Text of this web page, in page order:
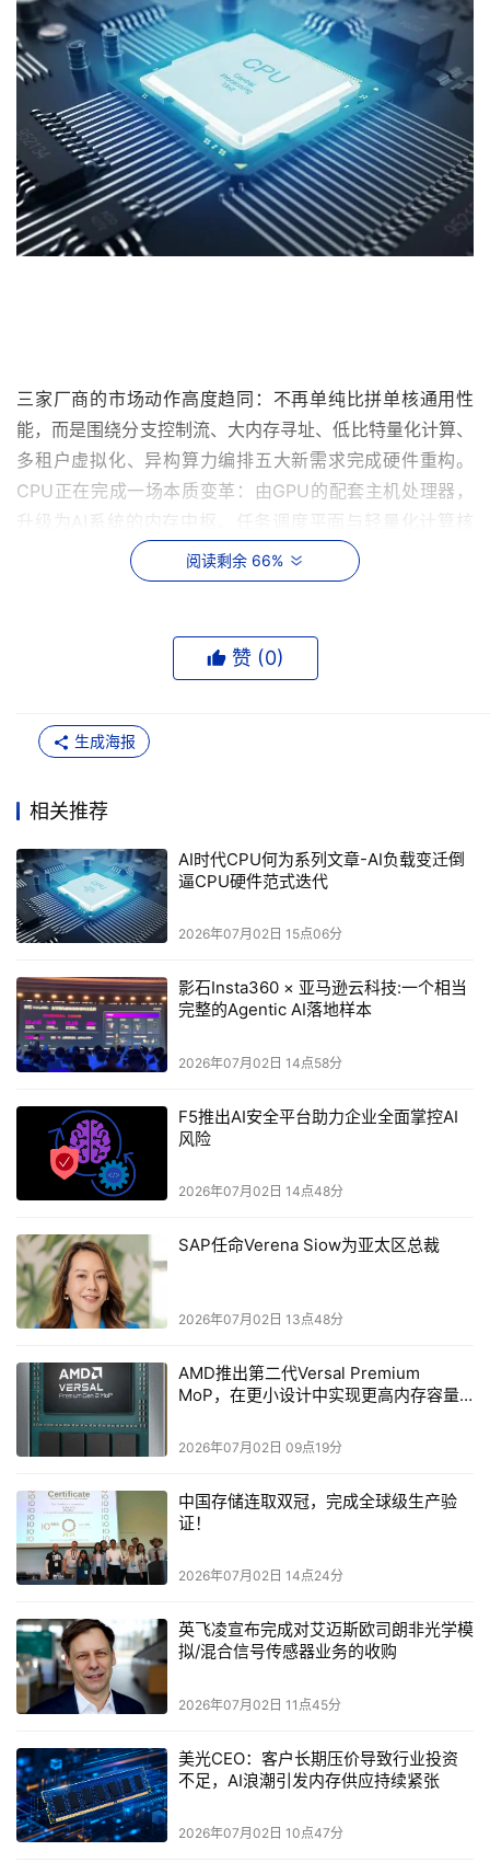
三家厂商的市场动作高度趋同：不再单纯比拼单核通用性
能，而是围绕分支控制流、大内存寻址、低比特量化计算、
多租户虚拟化、异构算力编排五大新需求完成硬件重构。
CPU正在完成一场本质变革：由GPU的配套主机处理器，
升级为AI系统的内存中枢、任务调度平面与轻量化计算核
生成式AI上半场，千亿大模型预训练主导市场舆论，算力评
价标准被FP16矩阵算力、显存带宽牢牢锁定，CPU长期沦
发生根本性切换：
1、后训练环节（SFT、RLHF、RAG）充斥大量数据清洗、
塌，CPU承担70%以上流水线工作；
2、推理进入解码（Decode）主导阶段，逐Token串行生
成、高频KV Cache随机读写，单批次并行度极低，GPU数
千计算核心大面积闲置；
3、Agent智能体包含任务规划、工具调用、沙箱隔离、多
轮反思迭代，90%的工作是进程调度、IO交互、内存动态管
市场结构随之改写：推理算力总规模达到训练算力的10倍，
Agent集群进一步拉高CPU资源占用。过去三年，AI服务器
中CPU与GPU的算力配比持续上行，行业普遍预判，未来
异构集群CPU资源占比将稳定超过50%。正是基于这一产
业预判，英特尔、AMD、Arm几乎同时放弃传统CPU迭代
路线，将AI推理与智能体作为架构优化的首要目标。
+高速互联”
梳理2026年三大厂商的产品发布动作，可以清晰看到高度
一致的技术路线：
英特尔：推出至强6（Granite Rapids+Clearwater
Forest），全面强化AMX高级矩阵扩展指令集、MRDIMM
超高带宽内存、CXL 2.0内存扩展总线，新增高密度能效核
配套200GbE网卡，打通数据预处理与任务编排的IO瓶颈，
明确将“智能体编排”列为新一代CPU核心场景。
AMD：第五代霄龙9005（Zen5架构）拉高AI场景IPC提升
幅度至37%，扩充单插槽内存上限至6TB，完善AV112向量
单元与XDNA内置AI加速模块，推出高频主机型号9575F，
主攻GPU集群的前端调度与中小模型纯CPU推理，主打端
到端混合AI负载。
阅读剩余 66%
赞 (0)
生成海报
相关推荐
AI时代CPU何为系列文章-AI负载变迁倒
逼CPU硬件范式迭代
2026年07月02日 15点06分
影石Insta360 × 亚马逊云科技:一个相当
完整的Agentic AI落地样本
2026年07月02日 14点58分
F5推出AI安全平台助力企业全面掌控AI
风险
2026年07月02日 14点48分
SAP任命Verena Siow为亚太区总裁
2026年07月02日 13点48分
AMD推出第二代Versal Premium
MoP，在更小设计中实现更高内存容量
2026年07月02日 09点19分
中国存储连取双冠，完成全球级生产验
证！
2026年07月02日 14点24分
英飞凌宣布完成对艾迈斯欧司朗非光学模
拟/混合信号传感器业务的收购
2026年07月02日 11点45分
美光CEO：客户长期压价导致行业投资
不足，AI浪潮引发内存供应持续紧张
2026年07月02日 10点47分